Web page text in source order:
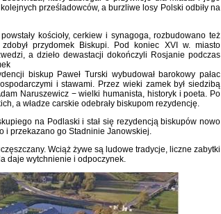
prześladowców, a burzliwe losy Polski odbiły na
kościoły, cerkiew i synagoga, rozbudowano też
przydomek Biskupi. Pod koniec XVI w. miasto
a dzieło dewastacji dokończyli Rosjanie podczas
biskup Paweł Turski wybudował barokowy pałac
i stawami. Przez wieki zamek był siedzibą
Naruszewicz − wielki humanista, historyk i poeta. Po
a władze carskie odebrały biskupom rezydencję.
na Podlaski i stał się rezydencją biskupów nowo
i przekazano go Stadninie Janowskiej.
Wciąż żywe są ludowe tradycje, liczne zabytki
daje wytchnienie i odpoczynek.